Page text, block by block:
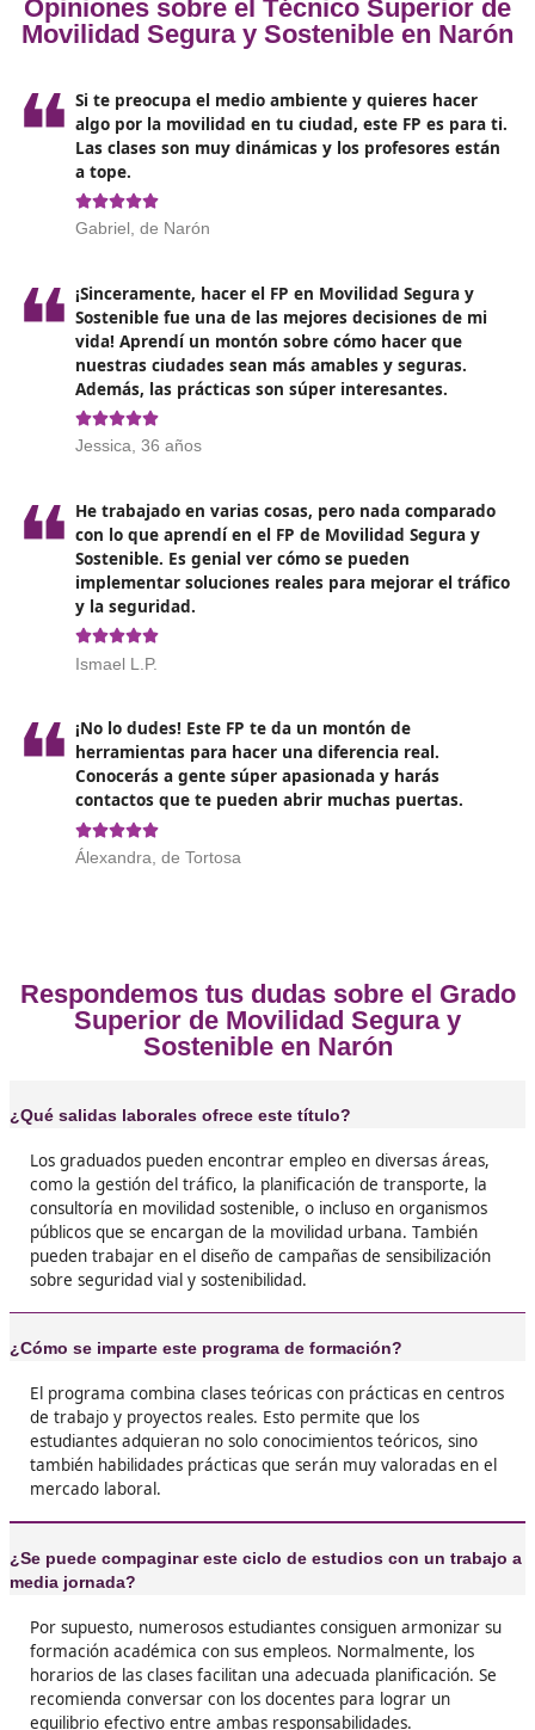
Requisitos de inscripción
Para inscribirse en el programa de Técnico Superior en
Formación para la Movilidad Segura y Sostenible,
fundamental cumplir con al menos uno de los
título universitario, o haber obtenido el título de
Artes Plásticas y Diseño.
Es posible acceder al programa si se ha completado
formación de Grado C que forme parte del ciclo
También se puede ingresar si se ha asistido a un
grado superior en instituciones autorizadas por la
administración educativa, o si se ha aprobado una
acceso.
Opiniones sobre el Técnico
Movilidad Segura y Sostenible en
Si te preocupa el medio ambiente y quieres

Gabriel, de Narón
❝ Sostenible fue una de las mejores decisiones
vida! Aprendí un montón sobre cómo hacer
nuestras ciudades sean más amables y
Además, las prácticas son súper interesantes.

Jessica, 36 años
❝ He trabajado en varias cosas, pero nada
con lo que aprendí en el FP de Movilidad
Sostenible. Es genial ver cómo se pueden
implementar soluciones reales para mejorar
y la seguridad.
❝
¡No lo dudes! Este FP te da un montón de
herramientas para hacer una diferencia real.
Conocerás a gente súper apasionada y harás
contactos que te pueden abrir muchas